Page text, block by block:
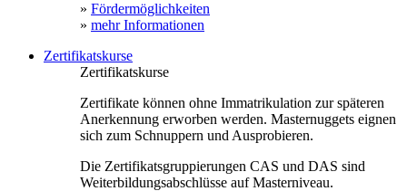
» Fördermöglichkeiten
» mehr Informationen
Zertifikatskurse
Zertifikatskurse
Zertifikate können ohne Immatrikulation zur späteren
Anerkennung erworben werden. Masternuggets eignen
sich zum Schnuppern und Ausprobieren.
Die Zertifikatsgruppierungen CAS und DAS sind
Weiterbildungsabschlüsse auf Masterniveau.